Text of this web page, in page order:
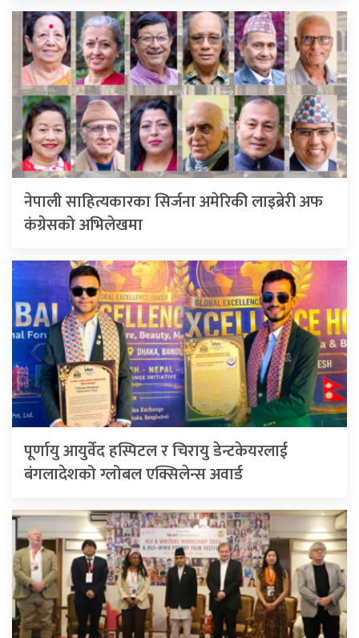
नेपाली साहित्यकारका सिर्जना अमेरिकी लाइब्रेरी अफ
कंग्रेसको अभिलेखमा
पूर्णायु आयुर्वेद हस्पिटल र चिरायु डेन्टकेयरलाई
बंगलादेशको ग्लोबल एक्सिलेन्स अवार्ड